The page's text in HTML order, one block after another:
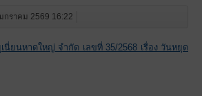
กราคม 2569 16:22
นี่ยนหาดใหญ่ จำกัด เลขที่ 35/2568 เรื่อง วันหยุด